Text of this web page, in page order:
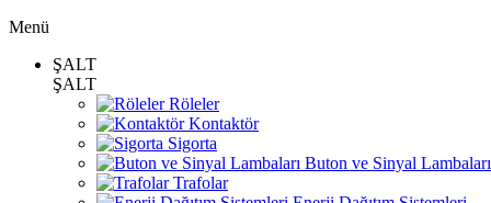
Menü
ŞALT
ŞALT
Röleler
Kontaktör
Sigorta
Buton ve Sinyal Lambaları
Trafolar